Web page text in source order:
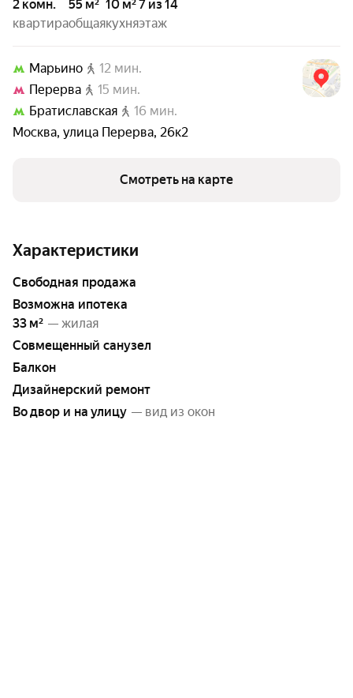
2 комн.
квартира
55 м²
общая
10 м²
кухня
7 из 14
этаж
Марьино
12 мин.
Перерва
15 мин.
Братиславская
16 мин.
Москва, улица Перерва, 26к2
Смотреть на карте
Характеристики
свободная продажа
возможна ипотека
33 м²
— жилая
Совмещенный санузел
Балкон
Дизайнерский ремонт
Во двор и на улицу
— вид из окон